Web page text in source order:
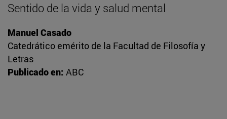
Sentido de la vida y salud mental
Manuel Casado
Catedrático emérito de la Facultad de Filosofía y
Letras
Publicado en: ABC